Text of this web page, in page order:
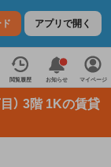
アプリで開く
閲覧履歴 お知らせ マイページ
） 3階 1Kの賃貸